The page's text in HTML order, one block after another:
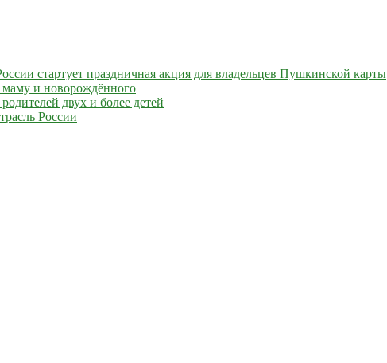
стартует праздничная акция для владельцев Пушкинской карты
и новорождённого
двух и более детей
России